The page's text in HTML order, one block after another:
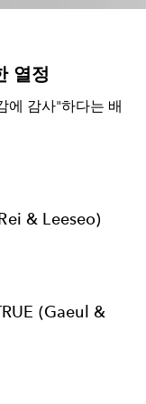
열정
에 감사"하다는 배
& Leeseo)
(Gaeul &